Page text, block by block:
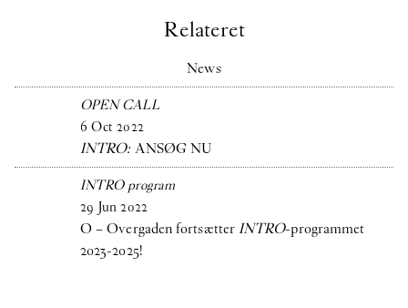
Relateret
News
OPEN CALL
6 Oct 2022
INTRO:ANSØG NU
INTRO program
29 Jun 2022
O – Overgaden fortsætterINTRO-programmet
2023-2025!